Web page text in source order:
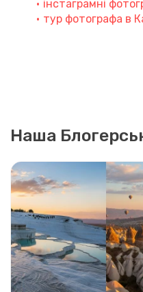
інстаграмні
тур фотографа в
Наша